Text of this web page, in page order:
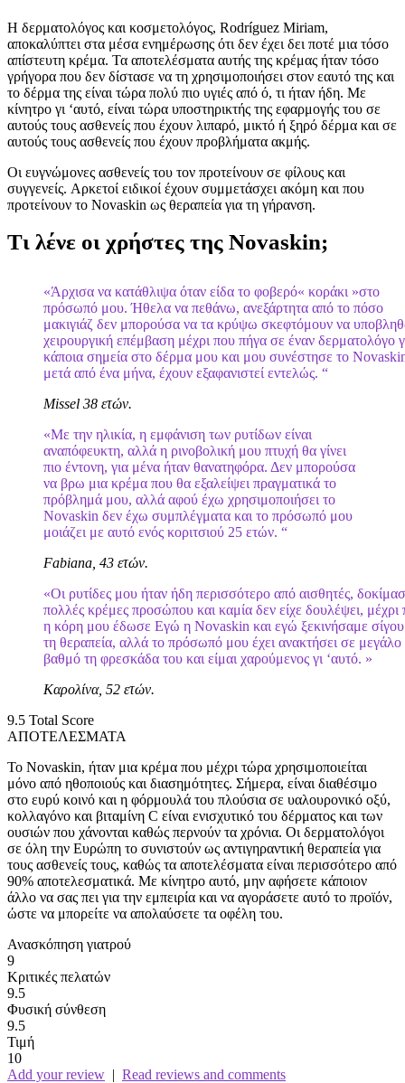
Η δερματολόγος και κοσμετολόγος, Rodríguez Miriam,
αποκαλύπτει στα μέσα ενημέρωσης ότι δεν έχει δει ποτέ μια τόσο
απίστευτη κρέμα. Τα αποτελέσματα αυτής της κρέμας ήταν τόσο
γρήγορα που δεν δίστασε να τη χρησιμοποιήσει στον εαυτό της και
το δέρμα της είναι τώρα πολύ πιο υγιές από ό, τι ήταν ήδη. Με
κίνητρο γι ‘αυτό, είναι τώρα υποστηρικτής της εφαρμογής του σε
αυτούς τους ασθενείς που έχουν λιπαρό, μικτό ή ξηρό δέρμα και σε
αυτούς τους ασθενείς που έχουν προβλήματα ακμής.
Οι ευγνώμονες ασθενείς του τον προτείνουν σε φίλους και
συγγενείς. Αρκετοί ειδικοί έχουν συμμετάσχει ακόμη και που
προτείνουν το Novaskin ως θεραπεία για τη γήρανση.
Τι λένε οι χρήστες της Novaskin;
«Άρχισα να κατάθλιψα όταν είδα το φοβερό« κοράκι »στο
πρόσωπό μου. Ήθελα να πεθάνω, ανεξάρτητα από το πόσο
μακιγιάζ δεν μπορούσα να τα κρύψω σκεφτόμουν να
χειρουργική επέμβαση μέχρι που πήγα σε έναν δερματολόγο
κάποια σημεία στο δέρμα μου και μου συνέστησε το
μετά από ένα μήνα, έχουν εξαφανιστεί εντελώς. “
Missel 38 ετών.
«Με την ηλικία, η εμφάνιση των ρυτίδων είναι
αναπόφευκτη, αλλά η ρινοβολική μου πτυχή θα γίνει
πιο έντονη, για μένα ήταν θανατηφόρα. Δεν μπορούσα
να βρω μια κρέμα που θα εξαλείψει πραγματικά το
πρόβλημά μου, αλλά αφού έχω χρησιμοποιήσει το
Novaskin δεν έχω συμπλέγματα και το πρόσωπό μου
μοιάζει με αυτό ενός κοριτσιού 25 ετών. “
Fabiana, 43 ετών.
«Οι ρυτίδες μου ήταν ήδη περισσότερο από αισθητές,
πολλές κρέμες προσώπου και καμία δεν είχε δουλέψει, μέχρι
η κόρη μου έδωσε Εγώ η Novaskin και εγώ ξεκινήσαμε
τη θεραπεία, αλλά το πρόσωπό μου έχει ανακτήσει σε μεγάλο
βαθμό τη φρεσκάδα του και είμαι χαρούμενος γι ‘αυτό. »
Καρολίνα, 52 ετών.
9.5 Total Score
ΑΠΟΤΕΛΕΣΜΑΤΑ
Το Novaskin, ήταν μια κρέμα που μέχρι τώρα χρησιμοποιείται
μόνο από ηθοποιούς και διασημότητες. Σήμερα, είναι διαθέσιμο
στο ευρύ κοινό και η φόρμουλά του πλούσια σε υαλουρονικό οξύ,
κολλαγόνο και βιταμίνη C είναι ενισχυτικό του δέρματος και των
ουσιών που χάνονται καθώς περνούν τα χρόνια. Οι δερματολόγοι
σε όλη την Ευρώπη το συνιστούν ως αντιγηραντική θεραπεία για
τους ασθενείς τους, καθώς τα αποτελέσματα είναι περισσότερο από
90% αποτελεσματικά. Με κίνητρο αυτό, μην αφήσετε κάποιον
άλλο να σας πει για την εμπειρία και να αγοράσετε αυτό το προϊόν,
ώστε να μπορείτε να απολαύσετε τα οφέλη του.
Ανασκόπηση γιατρού
9
Κριτικές πελατών
9.5
Φυσική σύνθεση
9.5
Τιμή
10
Add your review | Read reviews and comments